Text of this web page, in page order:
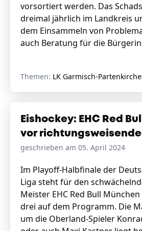
vorsortiert werden. Das
dreimal jährlich im Landkreis
dem Einsammeln von
auch Beratung für die
Themen: LK Garmisch-
Eishockey: EHC Red
vor
geschrieben am 05. April 2024
Im Playoff-Halbfinale der
Liga steht für den
Meister EHC Red Bull
drei auf dem Programm. Die
um die Oberland-Spieler